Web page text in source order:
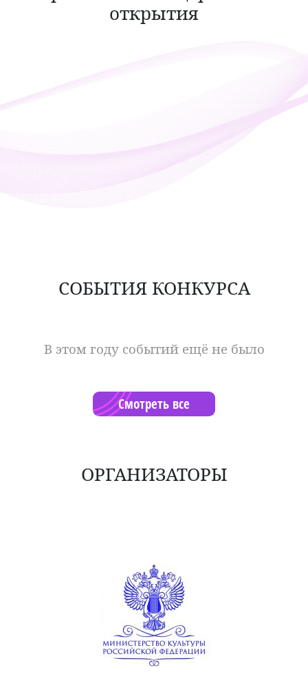
открытия
СОБЫТИЯ КОНКУРСА
В этом году событий ещё не было
Смотреть все
ОРГАНИЗАТОРЫ